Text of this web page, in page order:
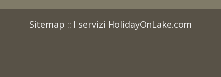
Sitemap :: I servizi HolidayOnLake.com